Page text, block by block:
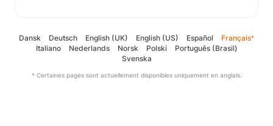
Dansk Deutsch English (UK) English (US) Español Français*
Italiano Nederlands Norsk Polski
Português (Brasil)
Svenska
* Certaines pages sont actuellement disponibles uniquement en anglais.